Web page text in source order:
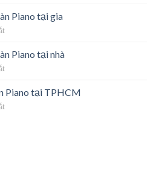
tạigia
dạy
Piano
Piano tại gia
ở
gia
dạy
Piano
Piano tại nhà
ở
gia
dạy
Piano tại TPHCM
ở